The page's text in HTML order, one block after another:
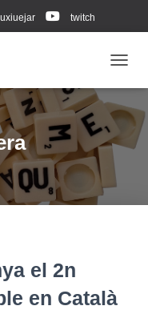
twitch
el 2n
en Català